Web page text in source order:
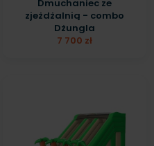
Dmuchaniec ze
zjeżdżalnią - combo
Dżungla
7 700 zł